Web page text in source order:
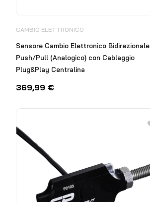
CAMBIO ELETTRONICO
Sensore Cambio Elettronico Bidirezionale
Push/Pull (Analogico) con Cablaggio
Plug&Play Centralina
369,99 €